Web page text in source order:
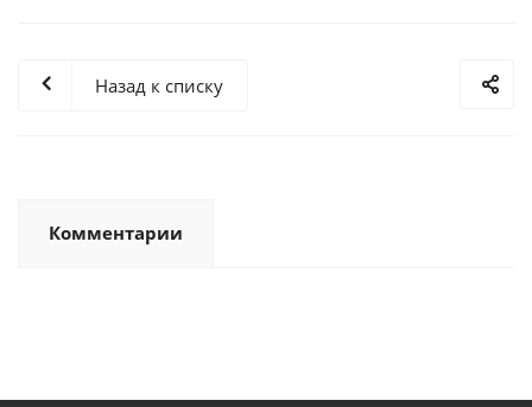
Назад к списку
Комментарии